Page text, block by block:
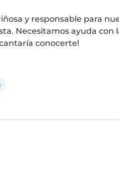
y responsable para
Necesitamos ayuda con
conocerte!